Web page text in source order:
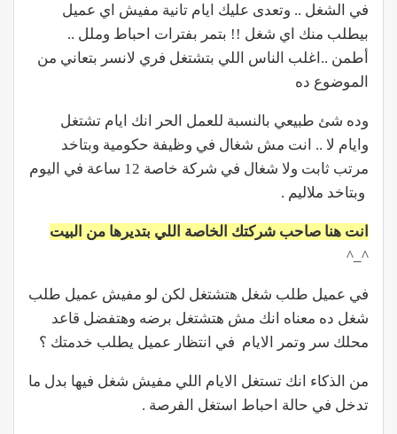
في الشغل .. وتعدى عليك ايام تانية مفيش اي عميل
بيطلب منك اي شغل !! بتمر بفترات احباط وملل ..
أطمن ..اغلب الناس اللي بتشتغل فري لانسر بتعاني من
الموضوع ده
وده شئ طبيعي بالنسبة للعمل الحر انك ايام تشتغل
وايام لا .. انت مش شغال في وظيفة حكومية وبتاخد
مرتب ثابت ولا شغال في شركة خاصة 12 ساعة في اليوم
وبتاخد ملاليم .
انت هنا صاحب شركتك الخاصة اللي بتديرها من البيت
^_^
في عميل طلب شغل هتشتغل لكن لو مفيش عميل طلب
شغل ده معناه انك مش هتشتغل برضه وهتفضل قاعد
محلك سر وتمر الايام في انتظار عميل يطلب خدمتك ؟
من الذكاء انك تستغل الايام اللي مفيش شغل فيها بدل ما
تدخل في حالة احباط استغل الفرصة .